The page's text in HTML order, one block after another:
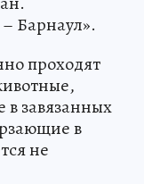
Барнаул».
проходят
завязанных
в
не